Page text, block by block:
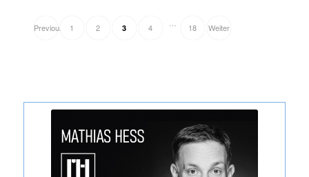
EPISODES
Previous 1 2 3 4 … 18 Weiter